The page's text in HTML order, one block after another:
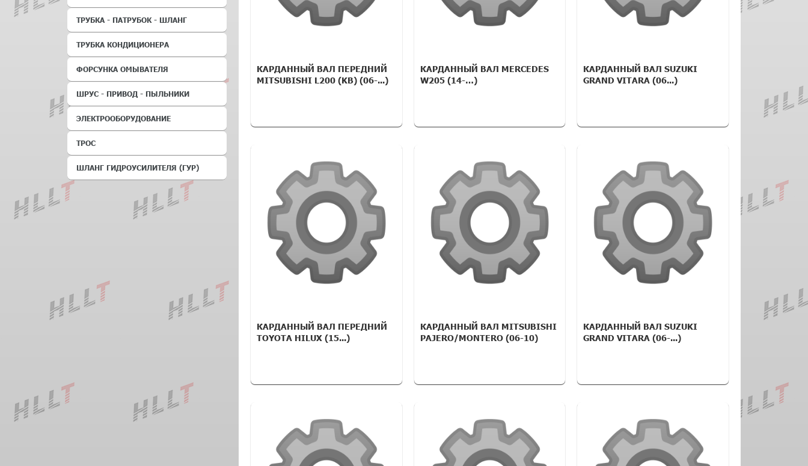
ТРУБКА - ПАТРУБОК - ШЛАНГ
ТРУБКА КОНДИЦИОНЕРА
ФОРСУНКА ОМЫВАТЕЛЯ
ШРУС - ПРИВОД - ПЫЛЬНИКИ
ЭЛЕКТРООБОРУДОВАНИЕ
ТРОС
ШЛАНГ ГИДРОУСИЛИТЕЛЯ (ГУР)
КАРДАННЫЙ ВАЛ ПЕРЕДНИЙ
MITSUBISHI L200 (KB) (06-...)
КАРДАННЫЙ ВАЛ MERCEDES
W205 (14-…)
КАРДАННЫЙ ВАЛ SUZUKI
GRAND VITARA (06...)
КАРДАННЫЙ ВАЛ ПЕРЕДНИЙ
TOYOTA HILUX (15...)
КАРДАННЫЙ ВАЛ MITSUBISHI
PAJERO/MONTERO (06-10)
КАРДАННЫЙ ВАЛ SUZUKI
GRAND VITARA (06-...)